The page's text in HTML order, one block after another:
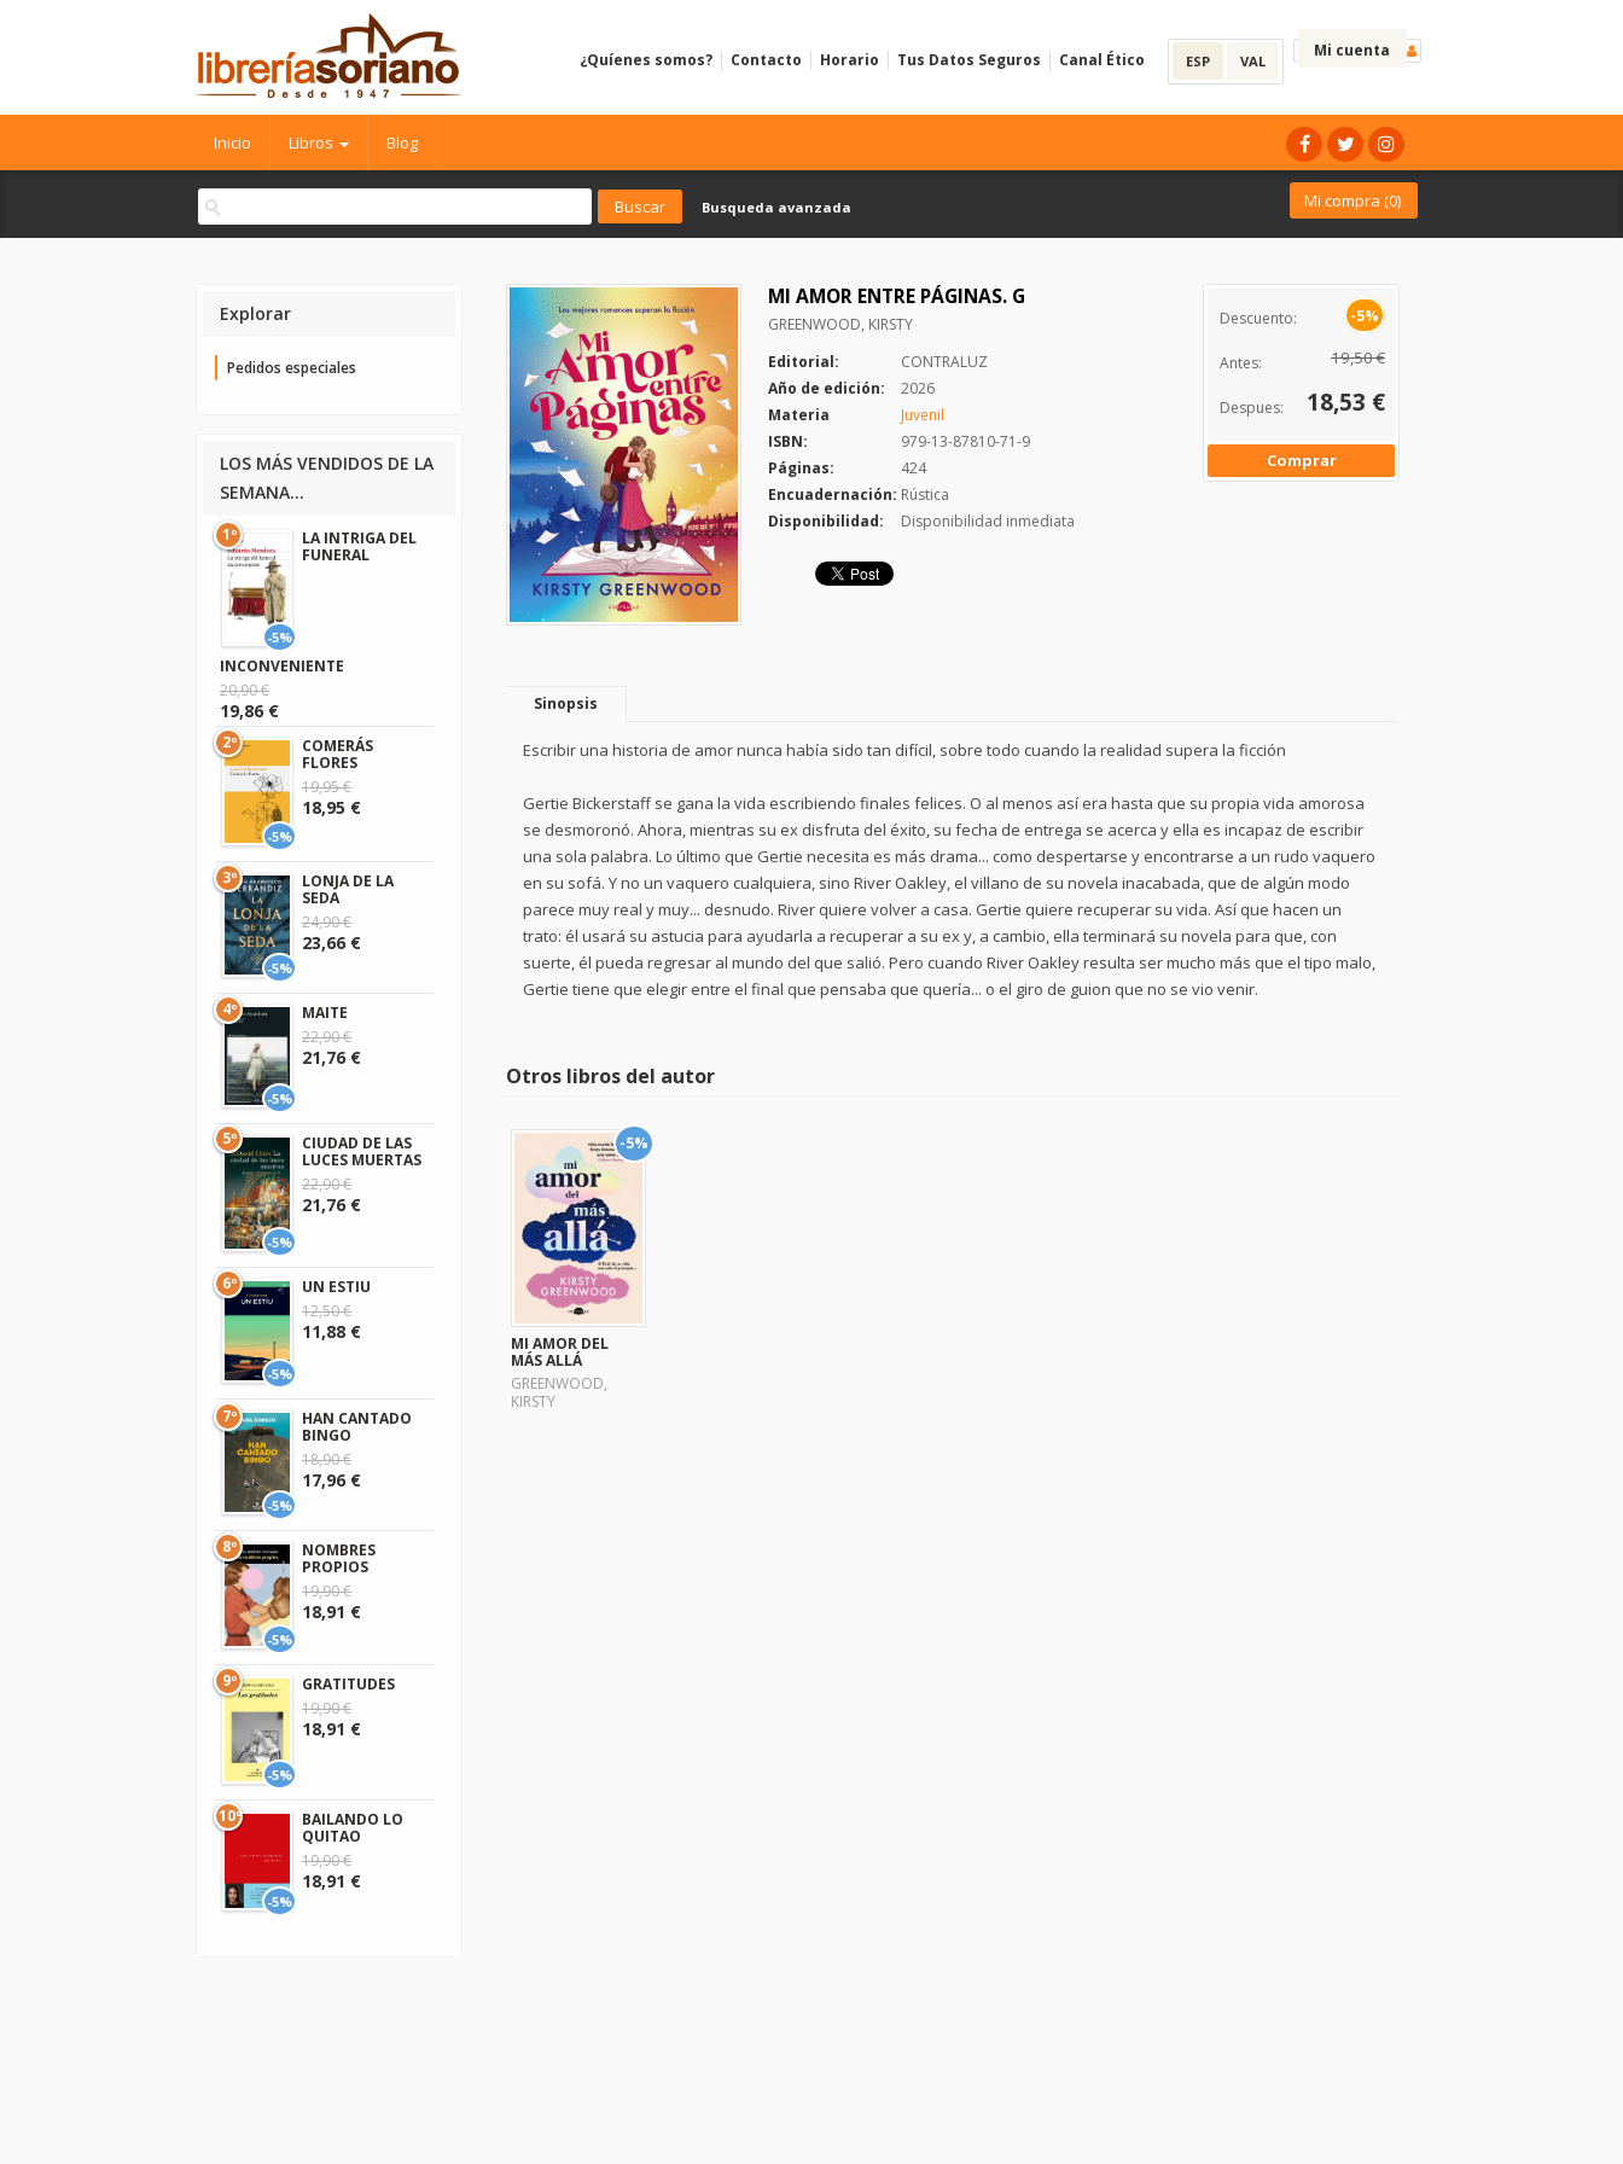
Mi cuenta
ESP VAL
¿Quíenes somos? Contacto Horario Tus Datos Seguros Canal Ético
Inicio Libros Blog
Busqueda avanzada Mi compra (0)
MI AMOR ENTRE PÁGINAS. G
GREENWOOD, KIRSTY
Editorial:
CONTRALUZ
Año de edición:
2026
Materia
Juvenil
ISBN:
979-13-87810-71-9
Páginas:
424
Encuadernación: Rústica
Disponibilidad:
Disponibilidad inmediata
Descuento: -5%
Antes: 19,50 €
Despues: 18,53 €
Comprar
Sinopsis
Escribir una historia de amor nunca había sido tan difícil, sobre todo cuando la realidad supera la ficción
Gertie Bickerstaff se gana la vida escribiendo finales felices. O al menos así era hasta que su propia vida amorosa
se desmoronó. Ahora, mientras su ex disfruta del éxito, su fecha de entrega se acerca y ella es incapaz de escribir
una sola palabra. Lo último que Gertie necesita es más drama... como despertarse y encontrarse a un rudo vaquero
en su sofá. Y no un vaquero cualquiera, sino River Oakley, el villano de su novela inacabada, que de algún modo
parece muy real y muy... desnudo. River quiere volver a casa. Gertie quiere recuperar su vida. Así que hacen un
trato: él usará su astucia para ayudarla a recuperar a su ex y, a cambio, ella terminará su novela para que, con
suerte, él pueda regresar al mundo del que salió. Pero cuando River Oakley resulta ser mucho más que el tipo malo,
Gertie tiene que elegir entre el final que pensaba que quería... o el giro de guion que no se vio venir.
Otros libros del autor
-5%
MI AMOR DEL
MÁS ALLÁ
GREENWOOD,
KIRSTY
Explorar
Pedidos especiales
LOS MÁS VENDIDOS DE LA
SEMANA...
-5%
1º
LA INTRIGA DEL
FUNERAL
INCONVENIENTE
20,90 €
19,86 €
-5%
2º
COMERÁS
FLORES
19,95 €
18,95 €
-5%
3º
LONJA DE LA
SEDA
24,90 €
23,66 €
-5%
4º
MAITE
22,90 €
21,76 €
-5%
5º
CIUDAD DE LAS
LUCES MUERTAS
22,90 €
21,76 €
-5%
6º
UN ESTIU
12,50 €
11,88 €
-5%
7º
HAN CANTADO
BINGO
18,90 €
17,96 €
-5%
8º
NOMBRES
PROPIOS
19,90 €
18,91 €
-5%
9º
GRATITUDES
19,90 €
18,91 €
-5%
10º
BAILANDO LO
QUITAO
19,90 €
18,91 €